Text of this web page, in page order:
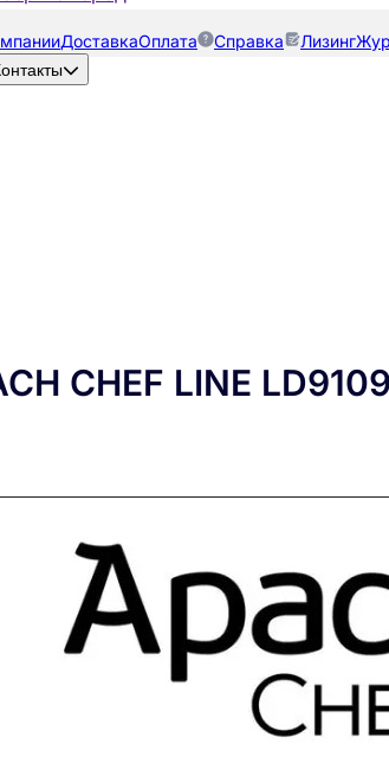
ДоставкаОплата Справка Лизинг
CHEF LINE